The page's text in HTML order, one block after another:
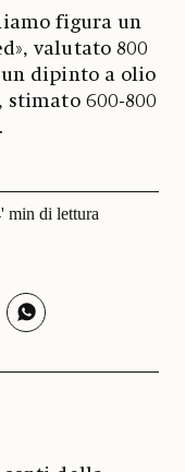
figura un
valutato 800
dipinto a olio
stimato 600-800
min di lettura